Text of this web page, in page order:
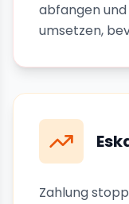
abfangen
umsetzen,
Zahlung